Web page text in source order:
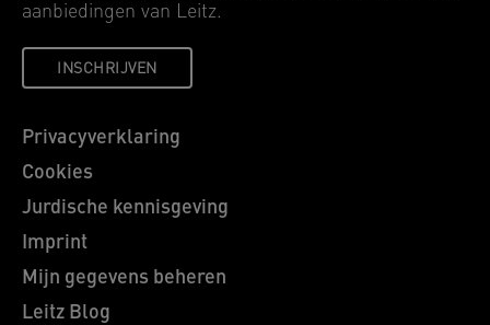
aanbiedingen van Leitz.
INSCHRIJVEN
Privacyverklaring
Cookies
Jurdische kennisgeving
Imprint
Mijn gegevens beheren
Leitz Blog